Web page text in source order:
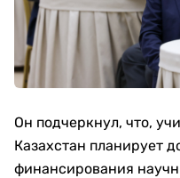
Он подчеркнул, что,
Казахстан планирует
финансирования